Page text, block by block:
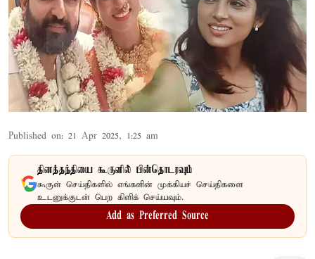
Published on: 21 Apr 2025, 1:25 am
தினத்தந்தியை கூகுளில் பின்தொடரவும்
கூகுள் செய்திகளில் எங்களின் முக்கியச் செய்திகளை
உடனுக்குடன் பெற கிளிக் செய்யவும்.
Add as Preferred Source